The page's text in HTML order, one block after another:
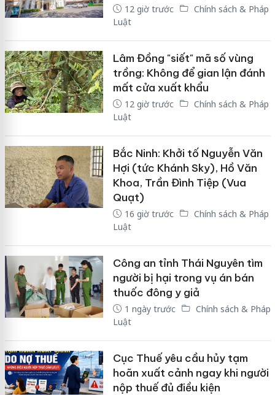
12 giờ trước
Chính sách & Pháp
Luật
Lâm Đồng "siết" mã số vùng
trồng: Không để gian lận đánh
mất cửa xuất khẩu
12 giờ trước
Chính sách & Pháp
Luật
Bắc Ninh: Khởi tố Nguyễn Văn
Hợi (tức Khánh Sky), Hồ Văn
Khoa, Trần Đình Tiệp (Vua
Quạt)
16 giờ trước
Chính sách & Pháp
Luật
Công an tỉnh Thái Nguyên tìm
người bị hại trong vụ án bán
thuốc đông y giả
1 ngày trước
Chính sách & Pháp
Luật
Cục Thuế yêu cầu hủy tạm
hoãn xuất cảnh ngay khi người
nộp thuế đủ điều kiện